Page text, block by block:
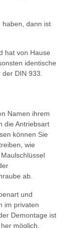
haben, dann ist
hat von Hause
identische
DIN 933.
Namen ihrem
die Antriebsart
können Sie
wie
ab.
und
im privaten
Demontage ist
möglich,